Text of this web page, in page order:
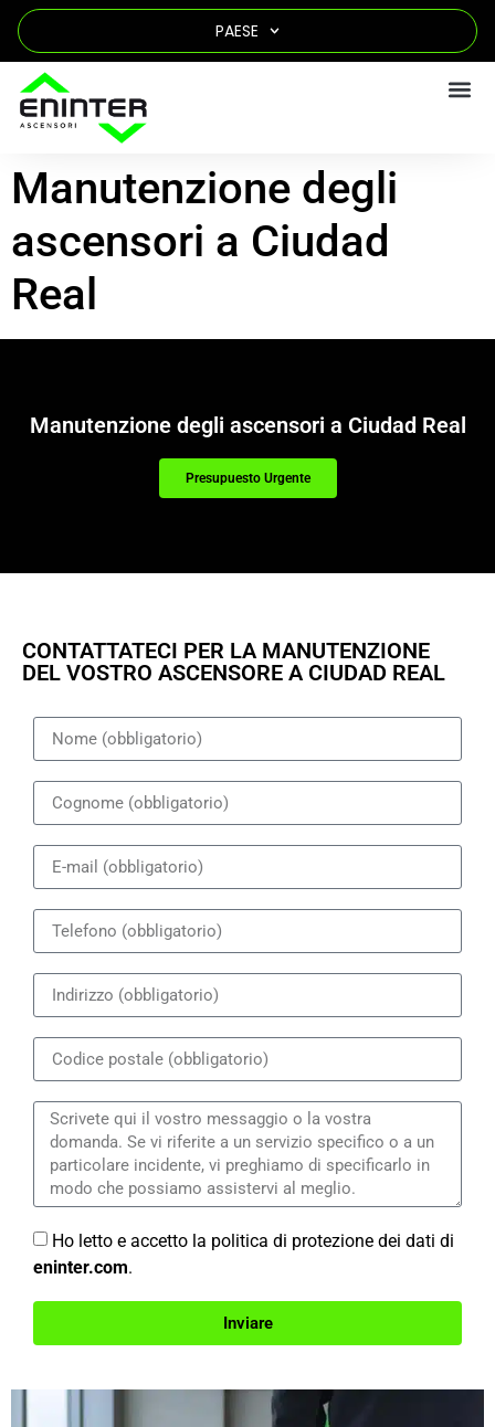
PAESE
Manutenzione degli
ascensori a Ciudad
Real
Manutenzione degli ascensori a Ciudad Real
Presupuesto Urgente
CONTATTATECI PER LA MANUTENZIONE
DEL VOSTRO ASCENSORE A CIUDAD REAL
Ho letto e accetto la politica di protezione dei dati di
eninter.com.
Inviare